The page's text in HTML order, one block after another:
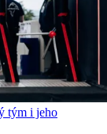
tým i jeho